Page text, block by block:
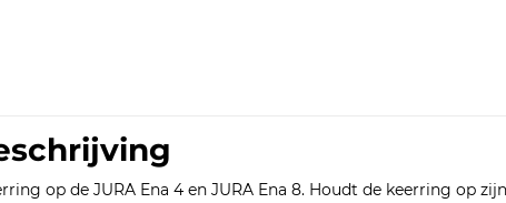
op de JURA Ena 4 en JURA Ena 8. Houdt de keerring op